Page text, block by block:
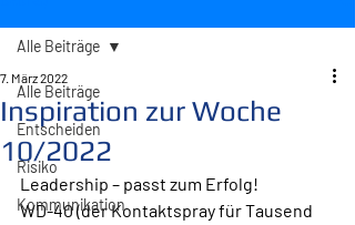
Alle Beiträge
Entscheiden
Risiko
Kommunikation
Alle Beiträge
Inspiration zur Woche
10/2022
7. März 2022
Leadership – passt zum Erfolg!
WD-40 (der Kontaktspray für Tausend